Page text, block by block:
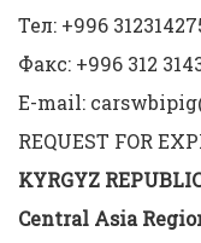
Тел: +996
Факс: +996 312
E-mail:
REQUEST FOR
KYRGYZ
Central Asia